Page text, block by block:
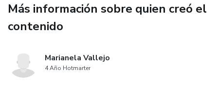
Más información sobre quien creó el
contenido
Marianela Vallejo
4 Año Hotmarter